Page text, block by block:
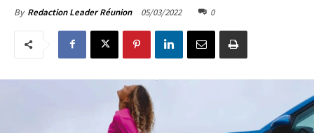
By Redaction Leader Réunion 05/03/2022 0